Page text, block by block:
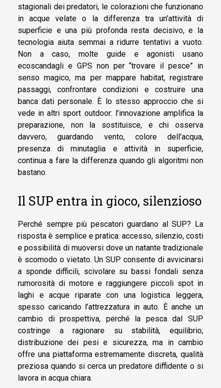
stagionali dei predatori, le colorazioni che funzionano
in acque velate o la differenza tra un’attività di
superficie e una più profonda resta decisivo, e la
tecnologia aiuta semmai a ridurre tentativi a vuoto.
Non a caso, molte guide e agonisti usano
ecoscandagli e GPS non per “trovare il pesce” in
senso magico, ma per mappare habitat, registrare
passaggi, confrontare condizioni e costruire una
banca dati personale. È lo stesso approccio che si
vede in altri sport outdoor: l’innovazione amplifica la
preparazione, non la sostituisce, e chi osserva
davvero, guardando vento, colore dell’acqua,
presenza di minutaglia e attività in superficie,
continua a fare la differenza quando gli algoritmi non
bastano.
Il SUP entra in gioco, silenzioso
Perché sempre più pescatori guardano al SUP? La
risposta è semplice e pratica: accesso, silenzio, costi
e possibilità di muoversi dove un natante tradizionale
è scomodo o vietato. Un SUP consente di avvicinarsi
a sponde difficili, scivolare su bassi fondali senza
rumorosità di motore e raggiungere piccoli spot in
laghi e acque riparate con una logistica leggera,
spesso caricando l’attrezzatura in auto. È anche un
cambio di prospettiva, perché la pesca dal SUP
costringe a ragionare su stabilità, equilibrio,
distribuzione dei pesi e sicurezza, ma in cambio
offre una piattaforma estremamente discreta, qualità
preziosa quando si cerca un predatore diffidente o si
lavora in acqua chiara.